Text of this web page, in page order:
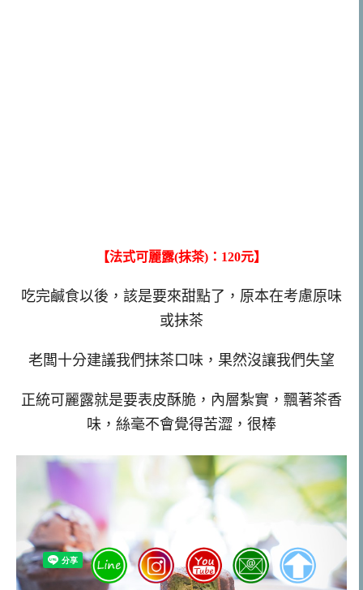
【法式可麗露(抹茶)：120元】
吃完鹹食以後，該是要來甜點了，原本在考慮原味
或抹茶
老闆十分建議我們抹茶口味，果然沒讓我們失望
正統可麗露就是要表皮酥脆，內層紮實，飄著茶香
味，絲毫不會覺得苦澀，很棒